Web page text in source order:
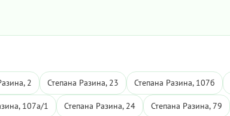
2 Степана Разина, 23 Степана Разина, 107б
107а/1 Степана Разина, 24 Степана Разина, 79